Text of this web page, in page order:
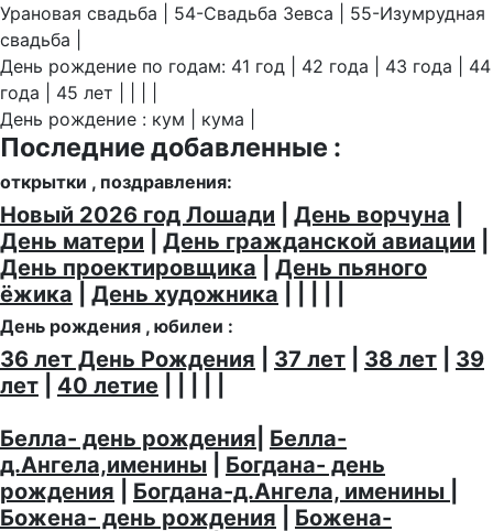
Урановая свадьба | 54-Свадьба Зевса | 55-Изумрудная
свадьба |
День рождение по годам: 41 год | 42 года | 43 года | 44
года | 45 лет | | | |
День рождение : кум | кума |
Последние добавленные :
открытки , поздравления:
Новый 2026 год Лошади День ворчуна
День матери
День гражданской авиации
День проектировщика
День пьяного
ёжика
День художника
День рождения , юбилеи :
36 лет День Рождения 37 лет 38 лет
39
лет
40 летие
Белла- день рождения Белла-
д.Ангела,именины
Богдана- день
рождения
Богдана-д.Ангела, именины
Божена- день рождения
Божена-